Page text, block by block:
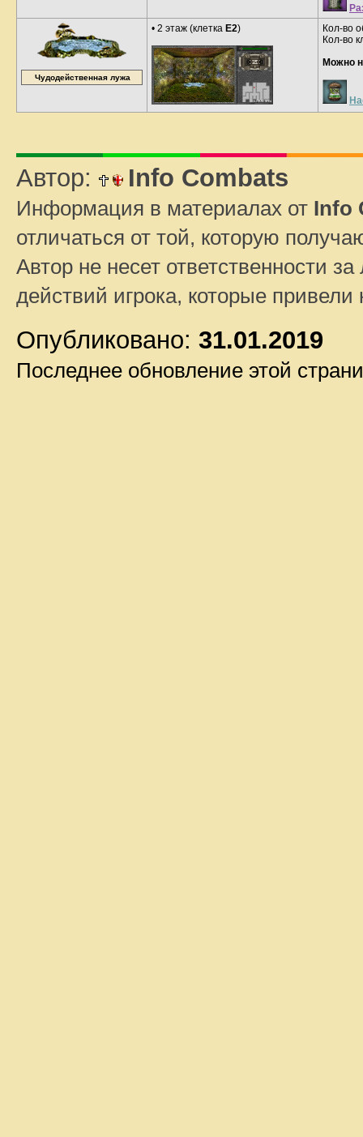
Чудодейственная лужа
• 2 этаж (клетка E2)
Кол-во
Кол-во
Можно
Автор: Info Combats
Информация в материалах от Info
отличаться от той, которую
Автор не несет ответственности
действий игрока, которые
Опубликовано: 31.01.2019
Последнее обновление этой